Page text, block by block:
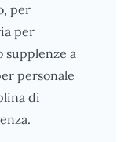
per
per
a
personale
di